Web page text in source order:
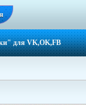
для VK,OK,FB